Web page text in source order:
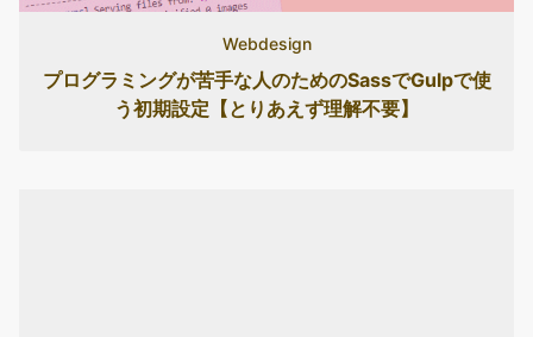
Webdesign
プログラミングが苦手な人のためのSassでGulpで使
う初期設定【とりあえず理解不要】